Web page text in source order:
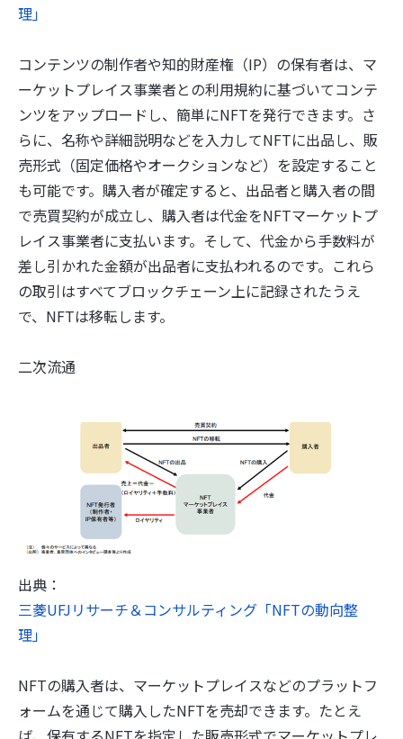
理」
コンテンツの制作者や知的財産権（IP）の保有者は、マ
ーケットプレイス事業者との利用規約に基づいてコンテ
ンツをアップロードし、簡単にNFTを発行できます。さ
らに、名称や詳細説明などを入力してNFTに出品し、販
売形式（固定価格やオークションなど）を設定すること
も可能です。購入者が確定すると、出品者と購入者の間
で売買契約が成立し、購入者は代金をNFTマーケットプ
レイス事業者に支払います。そして、代金から手数料が
差し引かれた金額が出品者に支払われるのです。これら
の取引はすべてブロックチェーン上に記録されたうえ
で、NFTは移転します。
二次流通
出典：
三菱UFJリサーチ＆コンサルティング「NFTの動向整
理」
NFTの購入者は、マーケットプレイスなどのプラットフ
ォームを通じて購入したNFTを売却できます。たとえ